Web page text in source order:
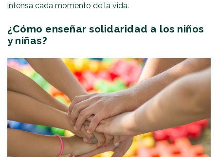
intensa cada momento de la vida.
¿Cómo enseñar solidaridad a los niños
y niñas?